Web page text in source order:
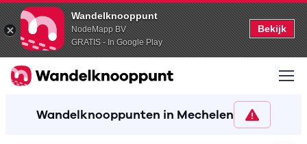
Wandelknooppunt
NodeMapp BV
GRATIS - In Google Play
Bekijk
Wandelknooppunten in Mechelen